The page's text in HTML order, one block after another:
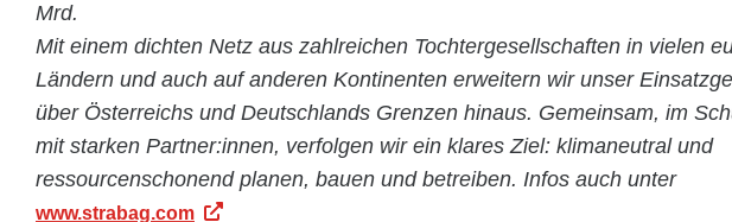
Mrd.
Mit einem dichten Netz aus zahlreichen Tochtergesellschaften in vielen
Ländern und auch auf anderen Kontinenten erweitern wir unser
über Österreichs und Deutschlands Grenzen hinaus. Gemeinsam, im
mit starken Partner:innen, verfolgen wir ein klares Ziel: klimaneutral und
ressourcenschonend planen, bauen und betreiben. Infos auch unter
www.strabag.com